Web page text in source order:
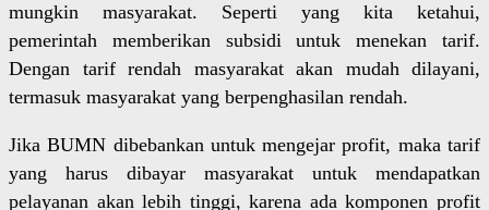
mungkin masyarakat. Seperti yang kita ketahui,
pemerintah memberikan subsidi untuk menekan tarif.
Dengan tarif rendah masyarakat akan mudah dilayani,
termasuk masyarakat yang berpenghasilan rendah.
Jika BUMN dibebankan untuk mengejar profit, maka tarif
yang harus dibayar masyarakat untuk mendapatkan
pelayanan akan lebih tinggi, karena ada komponen profit